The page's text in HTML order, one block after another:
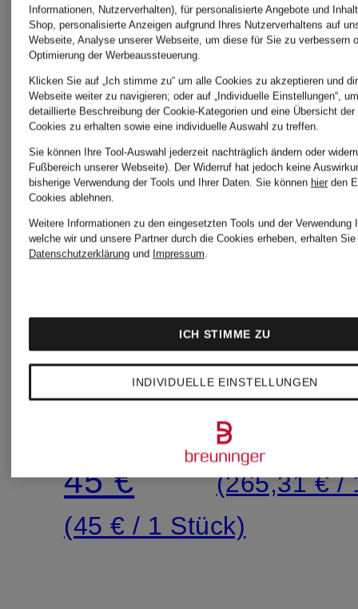
Limitiert
benefit
LOVIN'
Make-
45 €
(45 € / 1 Stück)
benefit
THE
GET
Poren
und
Make-
up
39 €
(265,31 € /
Informationen, Nutzerverhalten), für personalisierte Angebote und
Shop, personalisierte Anzeigen aufgrund Ihres Nutzerverhaltens auf
Webseite, Analyse unserer Webseite, um diese für Sie zu verbessern
Optimierung der Werbeaussteuerung.
Klicken Sie auf „Ich stimme zu“ um alle Cookies zu akzeptieren und
Webseite weiter zu navigieren; oder auf „Individuelle Einstellungen“,
detaillierte Beschreibung der Cookie-Kategorien und eine Übersicht
Cookies zu erhalten sowie eine individuelle Auswahl zu treffen.
Sie können Ihre Tool-Auswahl jederzeit nachträglich ändern oder
Fußbereich unserer Webseite). Der Widerruf hat jedoch keine
bisherige Verwendung der Tools und Ihrer Daten. Sie können hier den
Cookies ablehnen.
Weitere Informationen zu den eingesetzten Tools und der Verwendung
welche wir und unsere Partner durch die Cookies erheben, erhalten
Datenschutzerklärung und Impressum.
INDIVIDUELLE EINSTELLUNGEN
ICH STIMME ZU